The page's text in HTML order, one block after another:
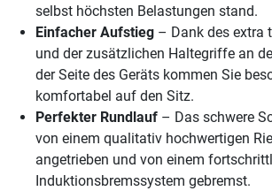
selbst höchsten Belastungen stand.
Einfacher Aufstieg – Dank des extra
und der zusätzlichen Haltegriffe an
der Seite des Geräts kommen Sie
komfortabel auf den Sitz.
Perfekter Rundlauf – Das schwere
von einem qualitativ hochwertigen
angetrieben und von einem
Induktionsbremssystem gebremst.